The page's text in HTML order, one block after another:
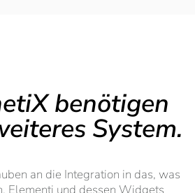
benötigen
System.
an die Integration in das, was